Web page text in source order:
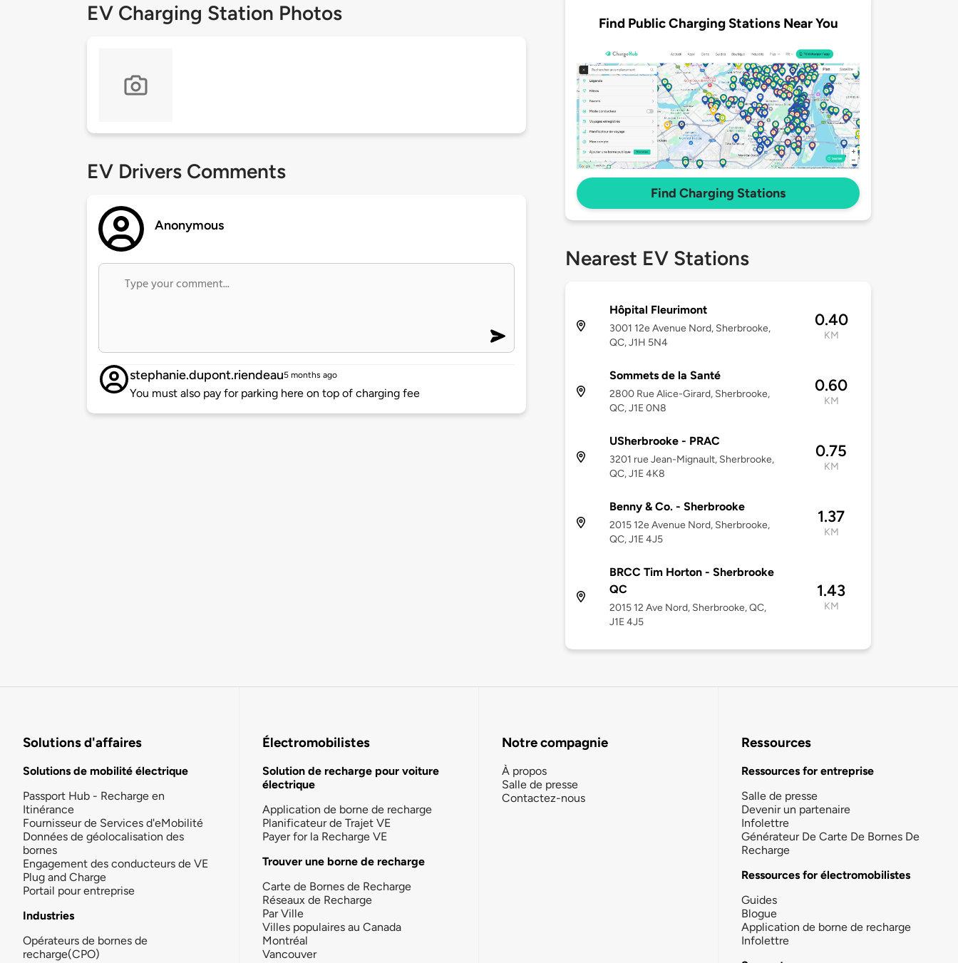
EV Charging Station Photos
EV Drivers Comments
Anonymous
stephanie.dupont.riendeau5 months ago
You must also pay for parking here on top of charging fee
Find Public Charging Stations Near You
Find Charging Stations
Nearest EV Stations
Hôpital Fleurimont
3001 12e Avenue Nord, Sherbrooke,
QC, J1H 5N4
0.40
KM
Sommets de la Santé
2800 Rue Alice-Girard, Sherbrooke,
QC, J1E 0N8
0.60
KM
USherbrooke - PRAC
3201 rue Jean-Mignault, Sherbrooke,
QC, J1E 4K8
0.75
KM
Benny & Co. - Sherbrooke
2015 12e Avenue Nord, Sherbrooke,
QC, J1E 4J5
1.37
KM
BRCC Tim Horton - Sherbrooke
QC
2015 12 Ave Nord, Sherbrooke, QC,
J1E 4J5
1.43
KM
Solutions d'affaires
Solutions de mobilité électrique
Passport Hub - Recharge en
Itinérance
Fournisseur de Services d'eMobilité
Données de géolocalisation des
bornes
Engagement des conducteurs de VE
Plug and Charge
Portail pour entreprise
Industries
Opérateurs de bornes de
recharge(CPO)
Électromobilistes
Solution de recharge pour voiture
électrique
Application de borne de recharge
Planificateur de Trajet VE
Payer for la Recharge VE
Trouver une borne de recharge
Carte de Bornes de Recharge
Réseaux de Recharge
Par Ville
Villes populaires au Canada
Montréal
Vancouver
Notre compagnie
À propos
Salle de presse
Contactez-nous
Ressources
Ressources for entreprise
Salle de presse
Devenir un partenaire
Infolettre
Générateur De Carte De Bornes De
Recharge
Ressources for électromobilistes
Guides
Blogue
Application de borne de recharge
Infolettre